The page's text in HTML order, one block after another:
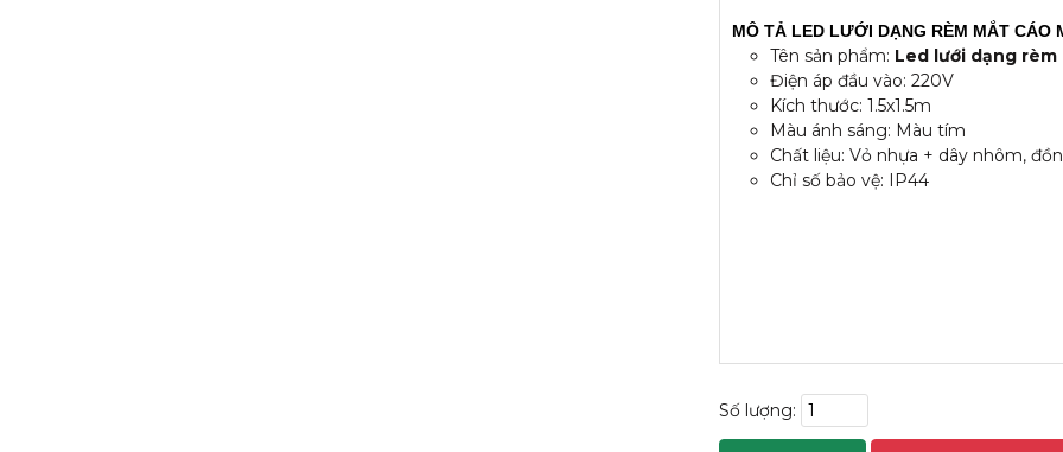
MÔ TẢ LED LƯỚI DẠNG RÈM MẮT CÁO
Tên sản phẩm: Led lưới dạng
Điện áp đầu vào: 220V
Kích thước: 1.5x1.5m
Màu ánh sáng: Màu tím
Chất liệu: Vỏ nhựa + dây nhôm,
Chỉ số bảo vệ: IP44
Số lượng: